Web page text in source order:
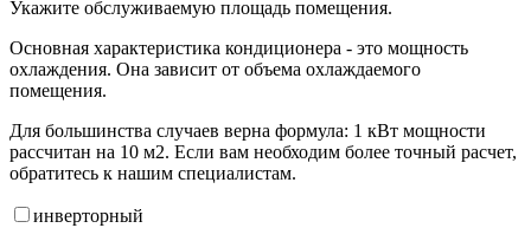
Укажите обслуживаемую площадь помещения.
Основная характеристика кондиционера - это мощность
охлаждения. Она зависит от объема охлаждаемого
помещения.
Для большинства случаев верна формула: 1 кВт мощности
рассчитан на 10 м2. Если вам необходим более точный расчет,
обратитесь к нашим специалистам.
инверторный